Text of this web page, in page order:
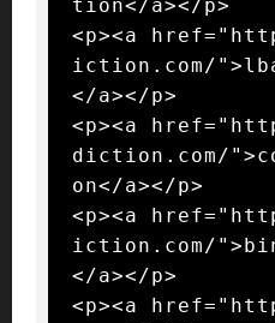
tion</a></p>
<p><a
iction.com/
</a></p>
<p><a
diction.com/
on</a></p>
<p><a
iction.com/
</a></p>
<p><a